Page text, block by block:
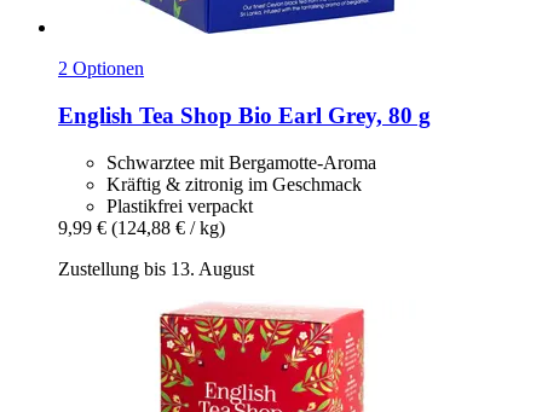
2 Optionen
English Tea Shop Bio Earl Grey, 80 g
Schwarztee mit Bergamotte-Aroma
Kräftig & zitronig im Geschmack
Plastikfrei verpackt
9,99 € (124,88 € / kg)
Zustellung bis 13. August